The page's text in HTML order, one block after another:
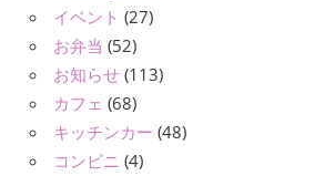
イベント (27)
お弁当 (52)
お知らせ (113)
カフェ (68)
キッチンカー (48)
コンビニ (4)